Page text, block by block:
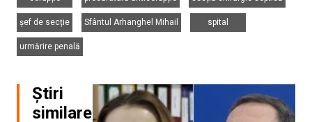
șef de secție
Sfântul Arhanghel Mihail
spital
urmărire penală
Știri
similare